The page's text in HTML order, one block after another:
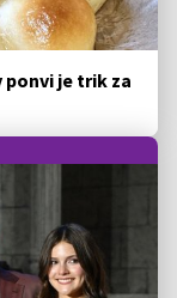
ponvi je trik za